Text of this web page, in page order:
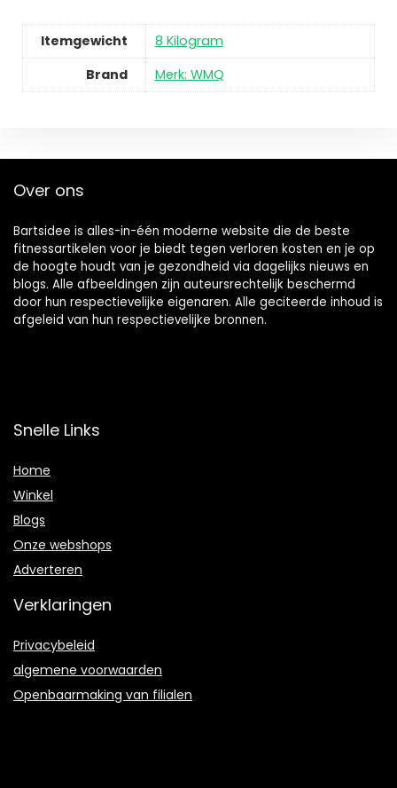
Itemgewicht
8 Kilogram
Brand
Merk: WMQ
Over ons
Bartsidee is alles-in-één moderne website die de beste
fitnessartikelen voor je biedt tegen verloren kosten en je op
de hoogte houdt van je gezondheid via dagelijks nieuws en
blogs. Alle afbeeldingen zijn auteursrechtelijk beschermd
door hun respectievelijke eigenaren. Alle geciteerde inhoud is
afgeleid van hun respectievelijke bronnen.
Snelle Links
Home
Winkel
Blogs
Onze webshops
Adverteren
Verklaringen
Privacybeleid
algemene voorwaarden
Openbaarmaking van filialen